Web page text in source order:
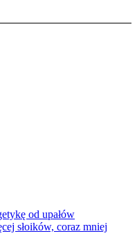
od upałów
słoików, coraz mniej